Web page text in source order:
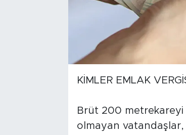
KİMLER EMLAK
Brüt 200
olmayan